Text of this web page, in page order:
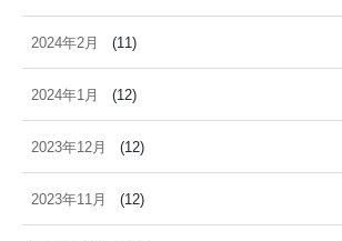
2024年2月 (11)
2024年1月 (12)
2023年12月 (12)
2023年11月 (12)